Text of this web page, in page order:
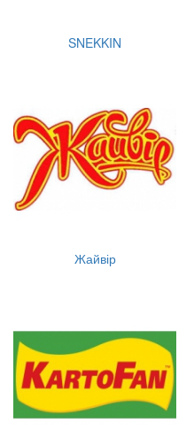
SNEKKIN
Жайвір